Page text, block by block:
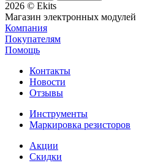
2026 © Ekits
Магазин электронных модулей
Компания
Покупателям
Помощь
Контакты
Новости
Отзывы
Инструменты
Маркировка резисторов
Акции
Скидки